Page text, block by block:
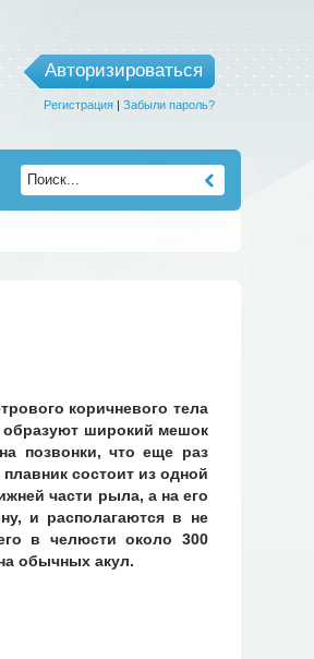
Авторизироваться
Регистрация| Забыли пароль?
коричневого тела
образуют широкий мешок
позвонки, что еще раз
состоит из одной
части рыла, а на его
и располагаются в не
в челюсти около 300
обычных акул.